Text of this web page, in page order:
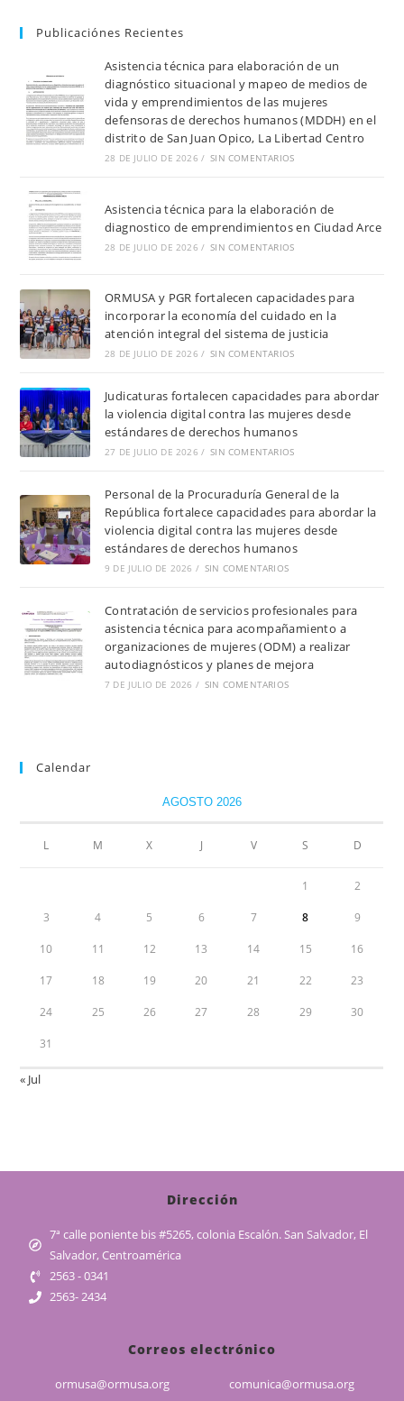
Publicaciónes Recientes
Asistencia técnica para elaboración de un
diagnóstico situacional y mapeo de medios de
vida y emprendimientos de las mujeres
defensoras de derechos humanos (MDDH) en el
distrito de San Juan Opico, La Libertad Centro
28 DE JULIO DE 2026 / SIN COMENTARIOS
Asistencia técnica para la elaboración de
diagnostico de emprendimientos en Ciudad Arce
28 DE JULIO DE 2026 / SIN COMENTARIOS
ORMUSA y PGR fortalecen capacidades para
incorporar la economía del cuidado en la
atención integral del sistema de justicia
28 DE JULIO DE 2026 / SIN COMENTARIOS
Judicaturas fortalecen capacidades para abordar
la violencia digital contra las mujeres desde
estándares de derechos humanos
27 DE JULIO DE 2026 / SIN COMENTARIOS
Personal de la Procuraduría General de la
República fortalece capacidades para abordar la
violencia digital contra las mujeres desde
estándares de derechos humanos
9 DE JULIO DE 2026 / SIN COMENTARIOS
Contratación de servicios profesionales para
asistencia técnica para acompañamiento a
organizaciones de mujeres (ODM) a realizar
autodiagnósticos y planes de mejora
7 DE JULIO DE 2026 / SIN COMENTARIOS
Calendar
AGOSTO 2026
L M X J V S D
1 2
3 4 5 6 7 8 9
10 11 12 13 14 15 16
17 18 19 20 21 22 23
24 25 26 27 28 29 30
31
« Jul
Dirección
7ª calle poniente bis #5265, colonia Escalón. San Salvador, El
Salvador, Centroamérica
2563 - 0341
2563- 2434
Correos electrónico
ormusa@ormusa.org comunica@ormusa.org